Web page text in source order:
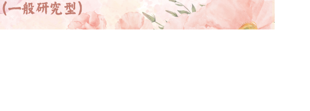
校院實務型研究專案計畫（一般研究型）